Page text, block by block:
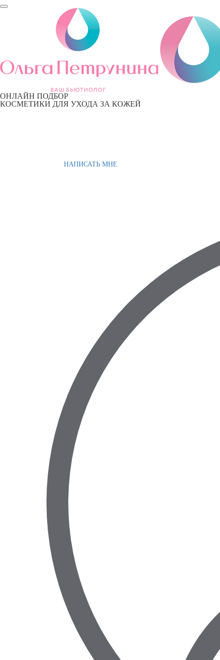
ОНЛАЙН ПОДБОР
КОСМЕТИКИ ДЛЯ УХОДА ЗА КОЖЕЙ
НАПИСАТЬ МНЕ